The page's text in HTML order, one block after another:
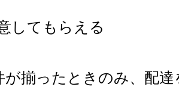
してもらえる
が揃ったときのみ、配